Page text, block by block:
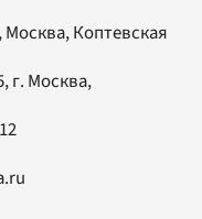
Москва, Коптевская
, г. Москва,